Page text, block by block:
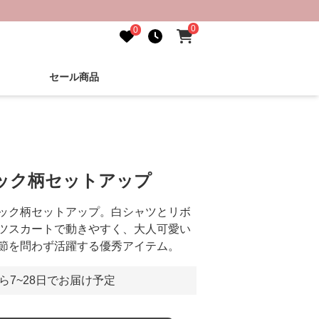
0 0
セール商品
ク柄セットアップ
ク柄セットアップ。白シャツとリボ
スカートで動きやすく、大人可愛い
問わず活躍する優秀アイテム。
7~28日でお届け予定